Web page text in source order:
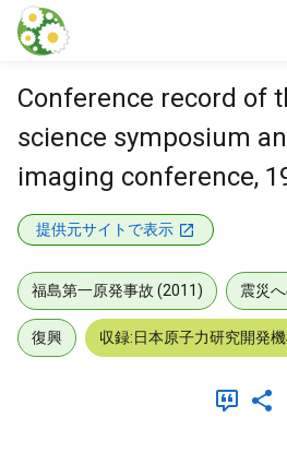
本文に飛ぶ
Conference record of
science symposium
imaging conference,
提供元サイトで表示
福島第一原発事故 (2011) 震災
復興 収録:日本原子力研究開発